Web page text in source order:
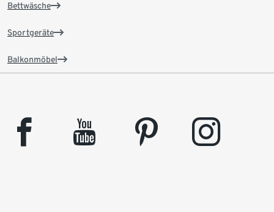
Bettwäsche
Sportgeräte
Balkonmöbel
facebook youtube pinterest instagram